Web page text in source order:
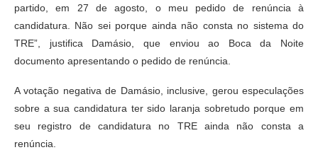
partido, em 27 de agosto, o meu pedido de renúncia à
candidatura. Não sei porque ainda não consta no sistema do
TRE”, justifica Damásio, que enviou ao Boca da Noite
documento apresentando o pedido de renúncia.
A votação negativa de Damásio, inclusive, gerou especulações
sobre a sua candidatura ter sido laranja sobretudo porque em
seu registro de candidatura no TRE ainda não consta a
renúncia.